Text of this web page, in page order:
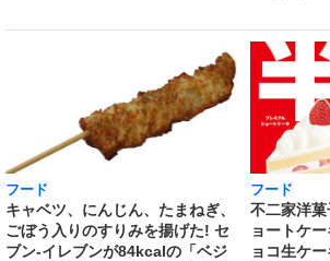
フード
キャベツ、にんじん、たまねぎ、
ごぼう入りのすりみを揚げた! セ
ブン‐イレブンが84kcalの「ベジ
フード
不二家洋
ョートケ
ョコ生ケ